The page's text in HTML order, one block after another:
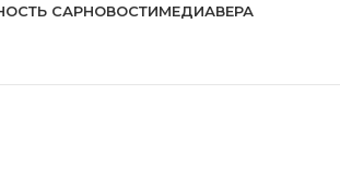
САРНОВОСТИМЕДИАВЕРА